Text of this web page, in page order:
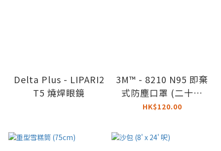
Delta Plus - LIPARI2
T5 燒焊眼鏡
3M™ - 8210 N95 即棄
式防塵口罩 (二十個
裝)
HK$120.00